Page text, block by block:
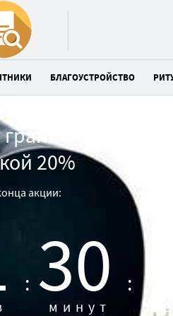
БЛАГОУСТРОЙСТВО
20%
акции:
: 30 :
минут